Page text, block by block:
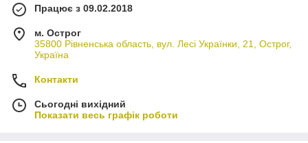
Працює з 09.02.2018
м. Острог
35800 Рівненська область, вул. Лесі Українки, 21, Острог,
Україна
Контакти
Сьогодні вихідний
Показати весь графік роботи